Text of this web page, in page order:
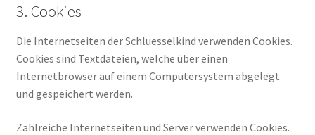
3. Cookies
Die Internetseiten der Schluesselkind verwenden Cookies.
Cookies sind Textdateien, welche über einen
Internetbrowser auf einem Computersystem abgelegt
und gespeichert werden.
Zahlreiche Internetseiten und Server verwenden Cookies.